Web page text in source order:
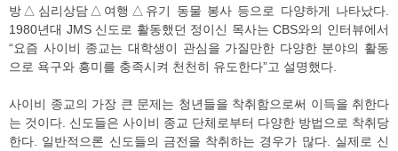
방△심리상담△여행△유기 동물 봉사 등으로 다양하게 나타났다.
1980년대 JMS 신도로 활동했던 정이신 목사는 CBS와의 인터뷰에서
“요즘 사이비 종교는 대학생이 관심을 가질만한 다양한 분야의 활동
으로 욕구와 흥미를 충족시켜 천천히 유도한다”고 설명했다.
사이비 종교의 가장 큰 문제는 청년들을 착취함으로써 이득을 취한다
는 것이다. 신도들은 사이비 종교 단체로부터 다양한 방법으로 착취당
한다. 일반적으론 신도들의 금전을 착취하는 경우가 많다. 실제로 신